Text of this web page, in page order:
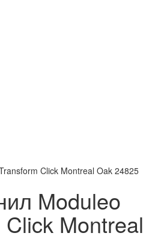
Click Montreal Oak 24825
Moduleo
Montreal